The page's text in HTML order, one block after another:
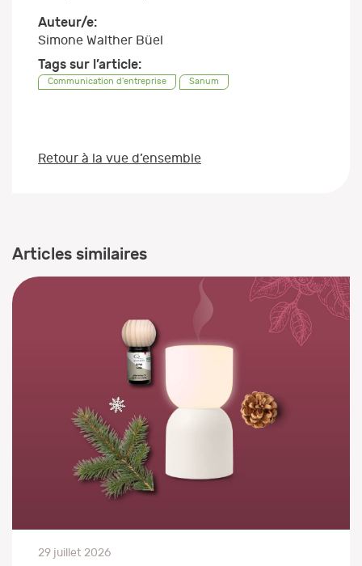
Auteur/e:
Simone Walther Büel
Tags sur l’article:
Communication d'entreprise Sanum
Retour à la vue d’ensemble
Articles similaires
29 juillet 2026